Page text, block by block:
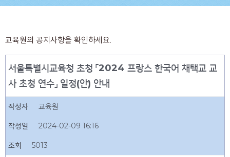
교육원의 공지사항을 확인하세요.
서울특별시교육청 초청 「2024 프랑스 한국어 채택교 교
사 초청 연수」 일정(안) 안내
작성자 교육원
작성일 2024-02-09 16:16
조회 5013